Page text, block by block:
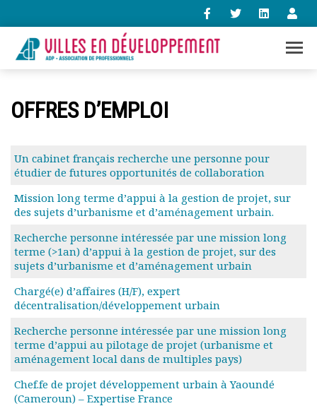
contact@villes-developpement.org
Accueil
L’association
Qui sommes-nous ?
Présentation vidéo
Statuts de l’association
Vie de l’association
Calendrier des activités
Assemblées générales
Comptes rendus mensuels
Rapports moraux
Rapports financiers
Nous rejoindre
Le bulletin
Présentation du bulletin
OFFRES D’EMPLOI
Un cabinet français recherche une personne pour
étudier de futures opportunités de collaboration
Mission long terme d’appui à la gestion de projet, sur
des sujets d’urbanisme et d’aménagement urbain.
Recherche personne intéressée par une mission long
terme (>1an) d’appui à la gestion de projet, sur des
sujets d’urbanisme et d’aménagement urbain
Chargé(e) d’affaires (H/F), expert
décentralisation/développement urbain
Recherche personne intéressée par une mission long
terme d’appui au pilotage de projet (urbanisme et
aménagement local dans de multiples pays)
Chef.fe de projet développement urbain à Yaoundé
(Cameroun) – Expertise France